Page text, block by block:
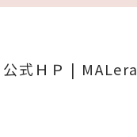
公式ＨＰ | MALera